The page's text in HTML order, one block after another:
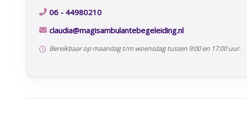
06 - 44980210
claudia@magisambulantebegeleiding.nl
Bereikbaar op maandag t/m woensdag tussen 9:00 en 17:00 uur.